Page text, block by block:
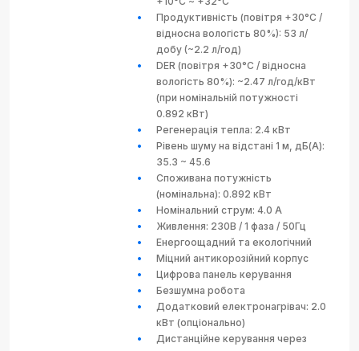
Продуктивність (повітря +30°C /
відносна вологість 80%): 53 л/
добу (~2.2 л/год)
DER (повітря +30°C / відносна
вологість 80%): ~2.47 л/год/кВт
(при номінальній потужності
0.892 кВт)
Регенерація тепла: 2.4 кВт
Рівень шуму на відстані 1 м, дБ(А):
35.3 ~ 45.6
Споживана потужність
(номінальна): 0.892 кВт
Номінальний струм: 4.0 А
Живлення: 230В / 1 фаза / 50Гц
Енергоощадний та екологічний
Міцний антикорозійний корпус
Цифрова панель керування
Безшумна робота
Додатковий електронагрівач: 2.0
кВт (опціонально)
Дистанційне керування через